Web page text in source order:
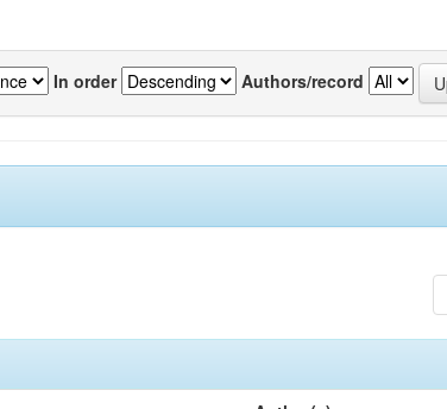
In order Authors/record